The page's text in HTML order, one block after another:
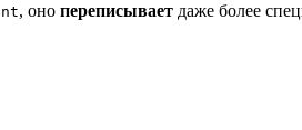
, оно переписывает даже более